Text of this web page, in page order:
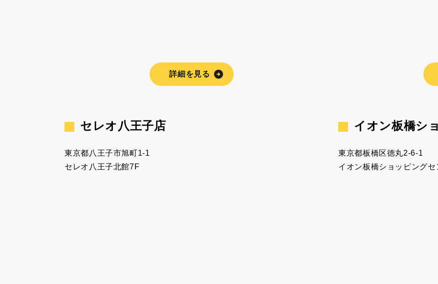
詳細を見る
セレオ八王子店
東京都八王子市旭町1-1
セレオ八王子北館7F
イオン板橋シ
東京都板橋区徳丸2-6-1
イオン板橋ショッピング